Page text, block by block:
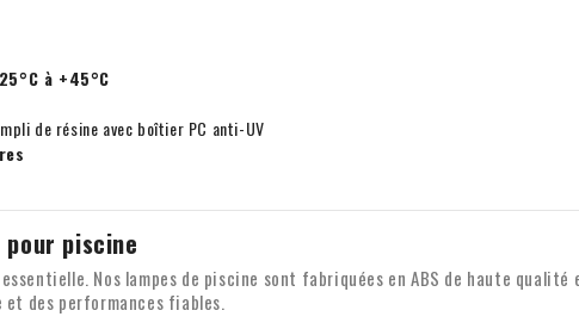
à +45°C
de résine avec boîtier PC anti-UV
piscine
Nos lampes de piscine sont fabriquées en ABS de haute
des performances fiables.